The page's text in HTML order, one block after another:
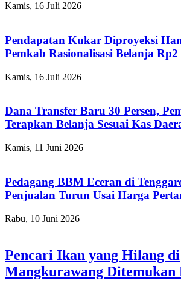
Kamis, 16 Juli 2026
Pendapatan Kukar Diproyeksi
Pemkab Rasionalisasi Belanja
Kamis, 16 Juli 2026
Dana Transfer Baru 30 Persen,
Terapkan Belanja Sesuai Kas
Kamis, 11 Juni 2026
Pedagang BBM Eceran di
Penjualan Turun Usai Harga
Rabu, 10 Juni 2026
Pencari Ikan yang Hilang di
Mangkurawang Ditemukan